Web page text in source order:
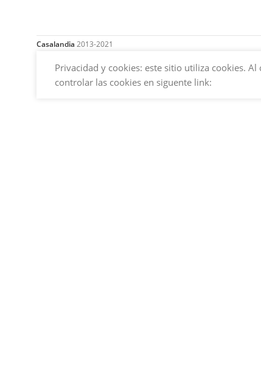
Casalandia 2013-2021
Privacidad y cookies: este sitio utiliza cookies.
controlar las cookies en siguente link: